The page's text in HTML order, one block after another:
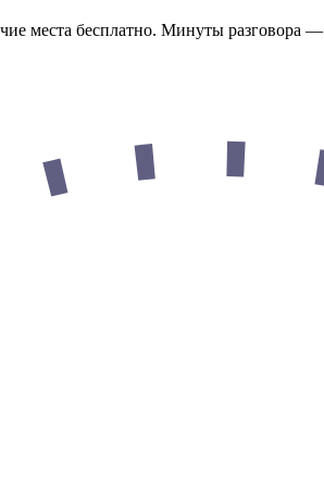
места бесплатно. Минуты разговора —